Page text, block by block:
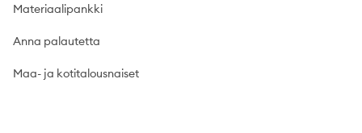
Materiaalipankki
Anna palautetta
Maa- ja kotitalousnaiset